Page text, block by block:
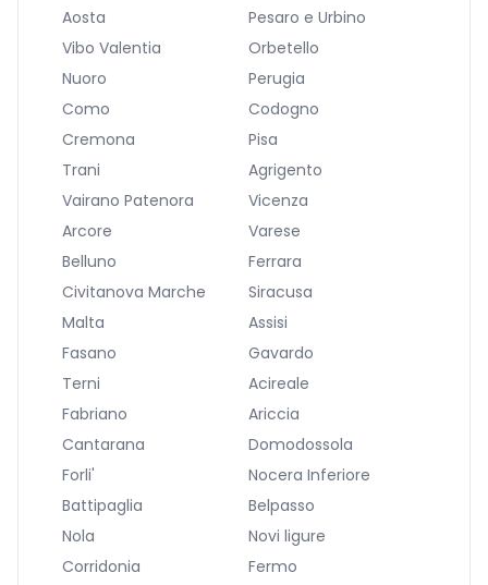
Aosta
Pesaro e Urbino
Vibo Valentia
Orbetello
Nuoro
Perugia
Como
Codogno
Cremona
Pisa
Trani
Agrigento
Vairano Patenora
Vicenza
Arcore
Varese
Belluno
Ferrara
Civitanova Marche
Siracusa
Malta
Assisi
Fasano
Gavardo
Terni
Acireale
Fabriano
Ariccia
Cantarana
Domodossola
Forli'
Nocera Inferiore
Battipaglia
Belpasso
Nola
Novi ligure
Corridonia
Fermo